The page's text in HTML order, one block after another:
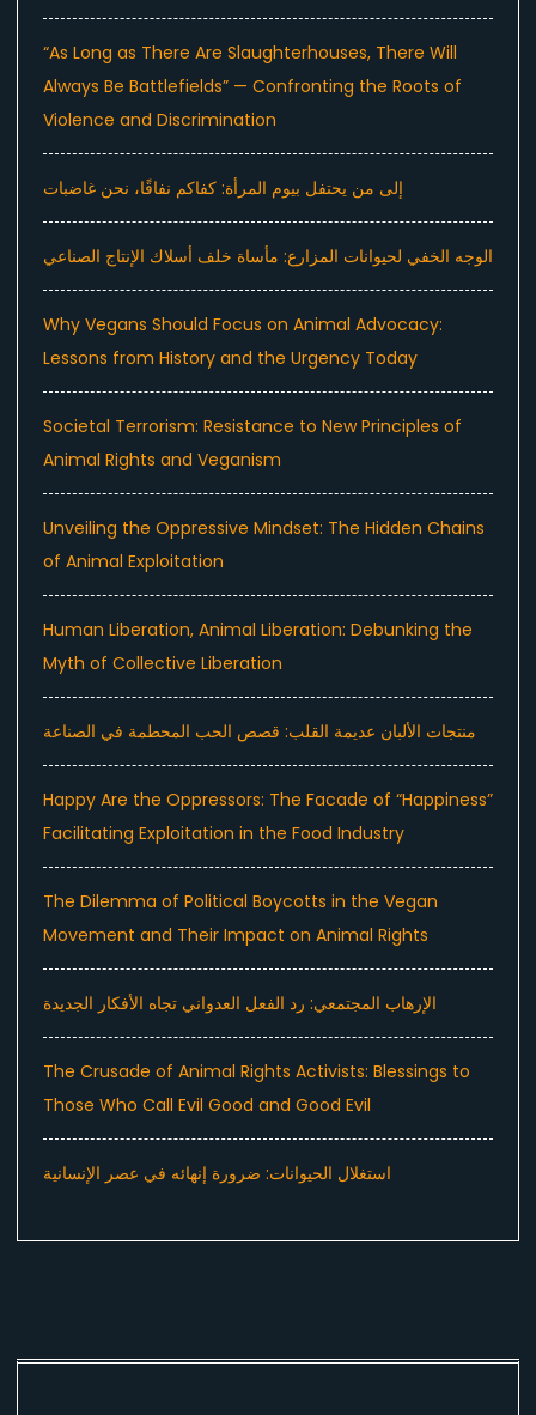
“As Long as There Are Slaughterhouses, There Will
Always Be Battlefields” — Confronting the Roots of
Violence and Discrimination
إلى من يحتفل بيوم المرأة: كفاكم نفاقًا، نحن غاضبات
الوجه الخفي لحيوانات المزارع: مأساة خلف أسلاك الإنتاج الصناعي
Why Vegans Should Focus on Animal Advocacy:
Lessons from History and the Urgency Today
Societal Terrorism: Resistance to New Principles of
Animal Rights and Veganism
Unveiling the Oppressive Mindset: The Hidden Chains
of Animal Exploitation
Human Liberation, Animal Liberation: Debunking the
Myth of Collective Liberation
منتجات الألبان عديمة القلب: قصص الحب المحطمة في الصناعة
Happy Are the Oppressors: The Facade of “Happiness”
Facilitating Exploitation in the Food Industry
The Dilemma of Political Boycotts in the Vegan
Movement and Their Impact on Animal Rights
الإرهاب المجتمعي: رد الفعل العدواني تجاه الأفكار الجديدة
The Crusade of Animal Rights Activists: Blessings to
Those Who Call Evil Good and Good Evil
استغلال الحيوانات: ضرورة إنهائه في عصر الإنسانية